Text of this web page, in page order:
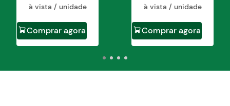
à vista / unidade
Comprar agora
à vista / unidade
Comprar agora